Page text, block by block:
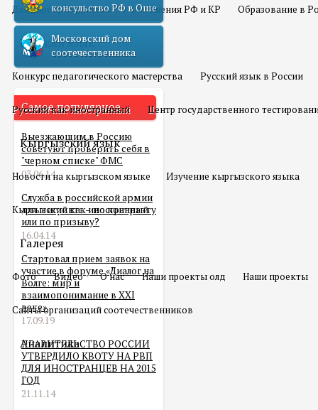
Двойное гражданство Отношения РФ и КР Образование в
Русский язык
Конкурс педагогического мастерства Русский язык в России
Русский как иностранный Центр государственного
Кыргызский язык
Новости на кыргызском языке Изучение кыргызского языка
Кыргызский как иностранный
Галерея
Фото Видео О нас Наши проекты олд Наши проекты
Сайты организаций соотечественников
Аналитика
консульство РФ в Оше
Московский дом
соотечественника
Самое популярное
Выезжающим в Россию
советуют проверить себя в
"черном списке" ФМС
03.06.14
Служба в российской армии
для мигранта – по контракту
или по призыву?
16.04.14
Стартовал прием заявок на
участие в форуме «Диалог на
Волге: мир и
взаимопонимание в XXI
веке»
17.09.19
ПРАВИТЕЛЬСТВО РОССИИ
УТВЕРДИЛО КВОТУ НА РВП
ДЛЯ ИНОСТРАНЦЕВ НА 2015
ГОД
21.11.14